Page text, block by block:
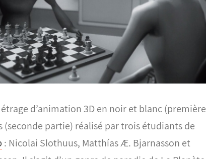
d’animation 3D en noir et blanc (première
(seconde partie) réalisé par trois étudiants de
: Nicolai Slothuus, Matthías Æ. Bjarnasson et